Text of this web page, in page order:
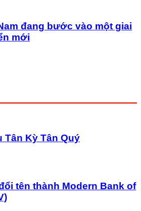
đang bước vào một giai
mới
Tân Kỳ Tân Quý
tên thành Modern Bank of